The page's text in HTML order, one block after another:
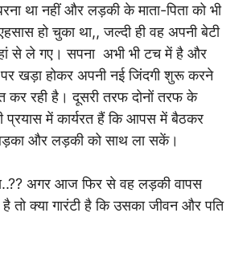
था नहीं और लड़की के माता-पिता को भी
हो चुका था,, जल्दी ही वह अपनी बेटी
से ले गए। सपना अभी भी टच में है और
खड़ा होकर अपनी नई जिंदगी शुरू करने
कर रही है। दूसरी तरफ दोनों तरफ के
प्रयास में कार्यरत हैं कि आपस में बैठकर
और लड़की को साथ ला सकें।
अगर आज फिर से वह लड़की वापस
तो क्या गारंटी है कि उसका जीवन और पति